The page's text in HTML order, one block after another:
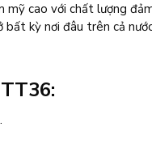
cao với chất lượng
bất kỳ nơi đâu trên cả